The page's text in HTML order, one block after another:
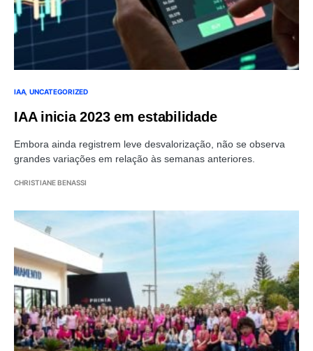
IAA UNCATEGORIZED
IAA inicia 2023 em estabilidade
Embora ainda registrem leve desvalorização, não se observa
grandes variações em relação às semanas anteriores.
CHRISTIANE BENASSI